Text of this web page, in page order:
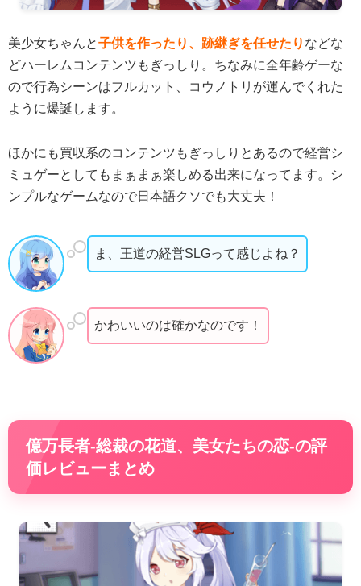
美少女ちゃんと子供を作ったり、跡継ぎを任せたり などな
どハーレムコンテンツもぎっしり。ちなみに全年齢ゲーな
ので行為シーンはフルカット、コウノトリが運んでくれた
ように爆誕します。
ほかにも買収系のコンテンツもぎっしりとあるので経営シ
ミュゲーとしてもまぁまぁ楽しめる出来になってます。シ
ンプルなゲームなので日本語クソでも大丈夫！
ま、王道の経営SLGって感じよね？
かわいいのは確かなのです！
億万長者-総裁の花道、美女たちの恋-の評
価レビューまとめ